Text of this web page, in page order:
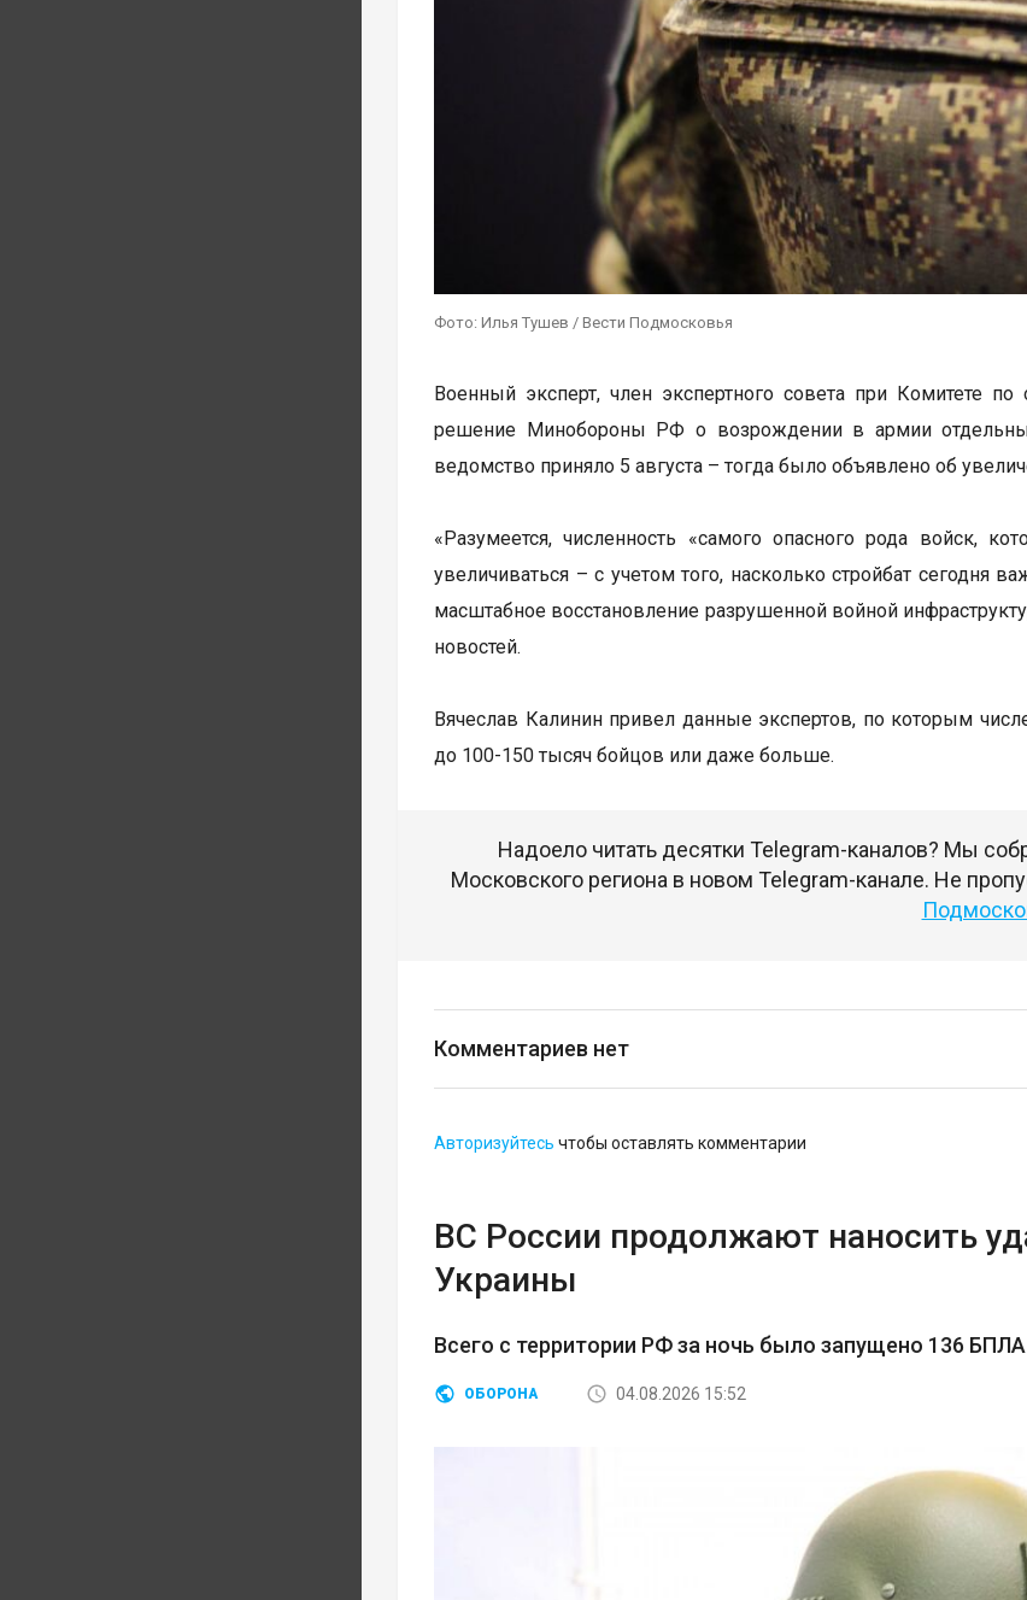
Фото: Илья Тушев / Вести Подмосковья
Военный эксперт, член экспертного совета при Комитете
решение Минобороны РФ о возрождении в армии
ведомство приняло 5 августа – тогда было объявлено об
«Разумеется, численность «самого опасного рода войск,
увеличиваться – с учетом того, насколько стройбат сегодня
масштабное восстановление разрушенной войной
новостей.
Вячеслав Калинин привел данные экспертов, по которым
до 100-150 тысяч бойцов или даже больше.
Надоело читать десятки Telegram-каналов? Мы
Московского региона в новом Telegram-канале. Не
Комментариев нет
Авторизуйтесь чтобы оставлять комментарии
ВС России продолжают наносить
Украины
Всего с территории РФ за ночь было запущено 136 БПЛА
ОБОРОНА 04.08.2026 15:52